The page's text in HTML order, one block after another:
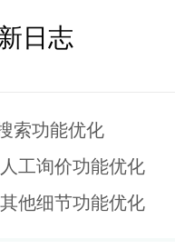
日志
索功能优化
工询价功能优化
他细节功能优化